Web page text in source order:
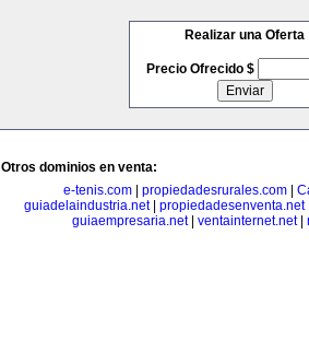
Realizar una Oferta
Precio Ofrecido $
Otros dominios en venta:
e-tenis.com
propiedadesrurales.com
guiadelaindustria.net propiedadesenventa.net
guiaempresaria.net| ventainternet.net|